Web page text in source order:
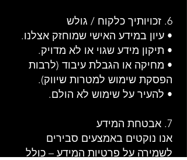
6. זכויותיך כלקוח / גולש
• עיון במידע האישי שמוחזק אצלנו.
• תיקון מידע שגוי או לא מדויק.
• מחיקה או הגבלת עיבוד (לרבות
הפסקת שימוש למטרות שיווק).
• להעיר על שימוש לא הולם.
7. אבטחת המידע
אנו נוקטים באמצעים סבירים
לשמירה על פרטיות המידע – כולל